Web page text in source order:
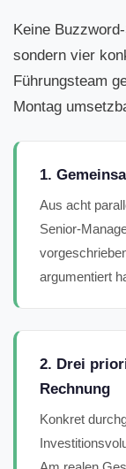
Keine
sondern vier
Führungsteam
Montag
1.
Aus acht
Senior-
argumentiert
2. Drei
Rechnung
Konkret